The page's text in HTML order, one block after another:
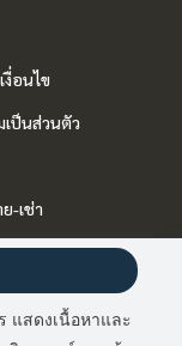
อนไข
เป็นส่วนตัว
-เช่า
แสดงเนื้อหาและ